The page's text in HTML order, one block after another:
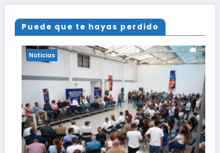
Puede que te hayas perdido
Noticias